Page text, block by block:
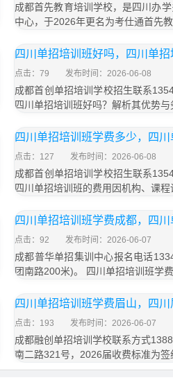
成都首先教育培训学校，是四川办
中心，于2026年更名为考仕通首先
四川单招培训班好吗，四川单
点击：79 发布时间：2026-06-08
成都首创单招培训学校招生联系
四川单招培训班好吗？解析其优势
四川单招培训班学费多少，四
点击：127 发布时间：2026-06-08
成都首创单招培训学校招生联系
四川单招培训班的费用因机构、课
四川单招培训班学费成都，四
点击：92 发布时间：2026-06-07
成都普华单招集训中心报名电话
团南路200米)。 四川单招培训班学
四川单招培训班学费眉山，四
点击：193 发布时间：2026-06-07
成都融创单招培训学校联系方式
南二路321号，2026届收费标准为